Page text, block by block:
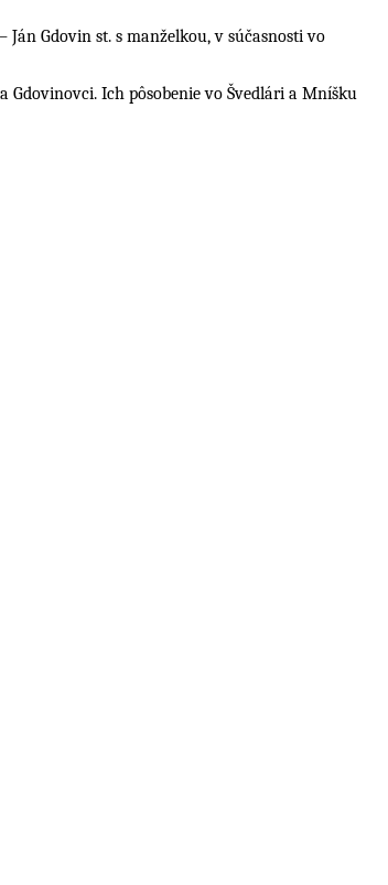
Gdovin st. s manželkou, v súčasnosti vo
Ich pôsobenie vo Švedlári a Mníšku